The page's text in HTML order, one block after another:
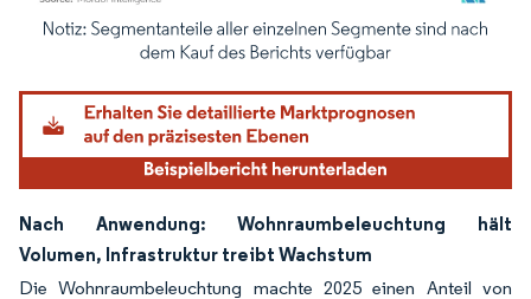
Bild © Mordor Intelligence. Wiederverwendung erfordert Namensnennung
Nach Anwendung: Wohnraumbeleuchtung hält
Volumen, Infrastruktur treibt Wachstum
Die Wohnraumbeleuchtung machte 2025 einen Anteil von